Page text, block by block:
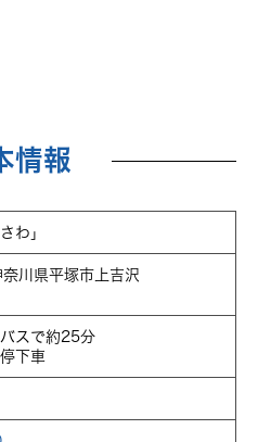
情報
わ」
川県平塚市上吉沢
スで約25分
下車